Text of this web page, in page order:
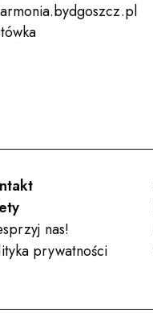
nas!
prywatności